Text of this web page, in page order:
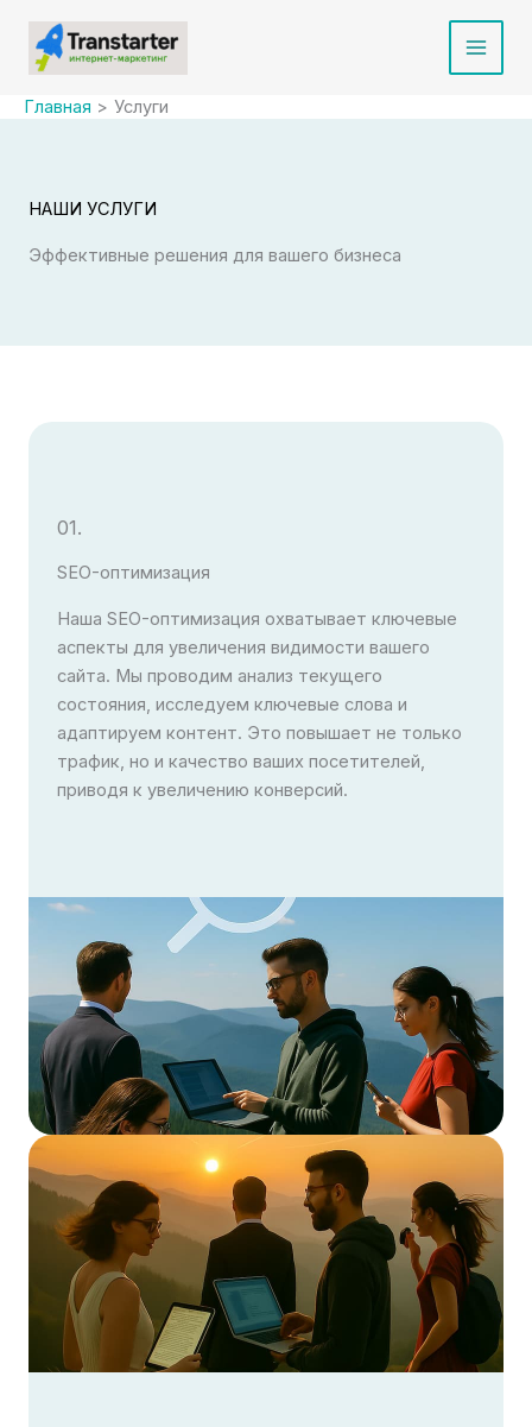
содержимому
Main
Menu
Главная Услуги
НАШИ УСЛУГИ
Эффективные решения для вашего бизнеса
01.
SEO-оптимизация
Наша SEO-оптимизация охватывает ключевые
аспекты для увеличения видимости вашего
сайта. Мы проводим анализ текущего
состояния, исследуем ключевые слова и
адаптируем контент. Это повышает не только
трафик, но и качество ваших посетителей,
приводя к увеличению конверсий.